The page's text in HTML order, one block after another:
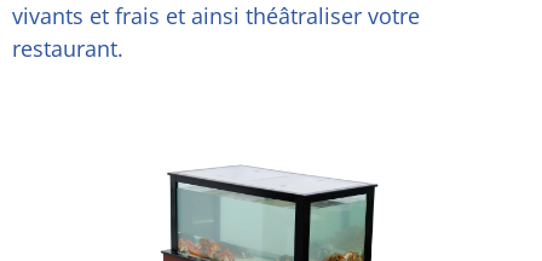
vivants et frais et ainsi théâtraliser votre
restaurant.